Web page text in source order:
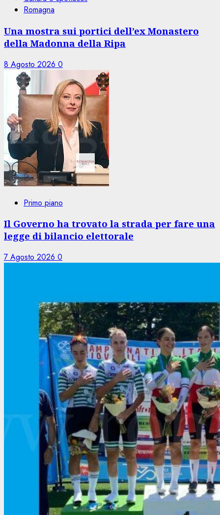
Romagna
Una mostra sui portici dell’ex Monastero
della Madonna della Ripa
8 Agosto 2026 0
Primo piano
Il Governo ha trovato la strada per fare una
legge di bilancio elettorale
7 Agosto 2026 0